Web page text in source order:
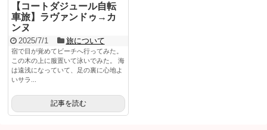
【コートダジュール自転
車旅】ラヴァンドゥ→カ
ンヌ
2025/7/1 旅について
宿で目が覚めてビーチへ行ってみた。
この木の上に服置いて泳いでみた。 海
は遠浅になっていて、足の裏に心地よ
いサラ...
記事を読む